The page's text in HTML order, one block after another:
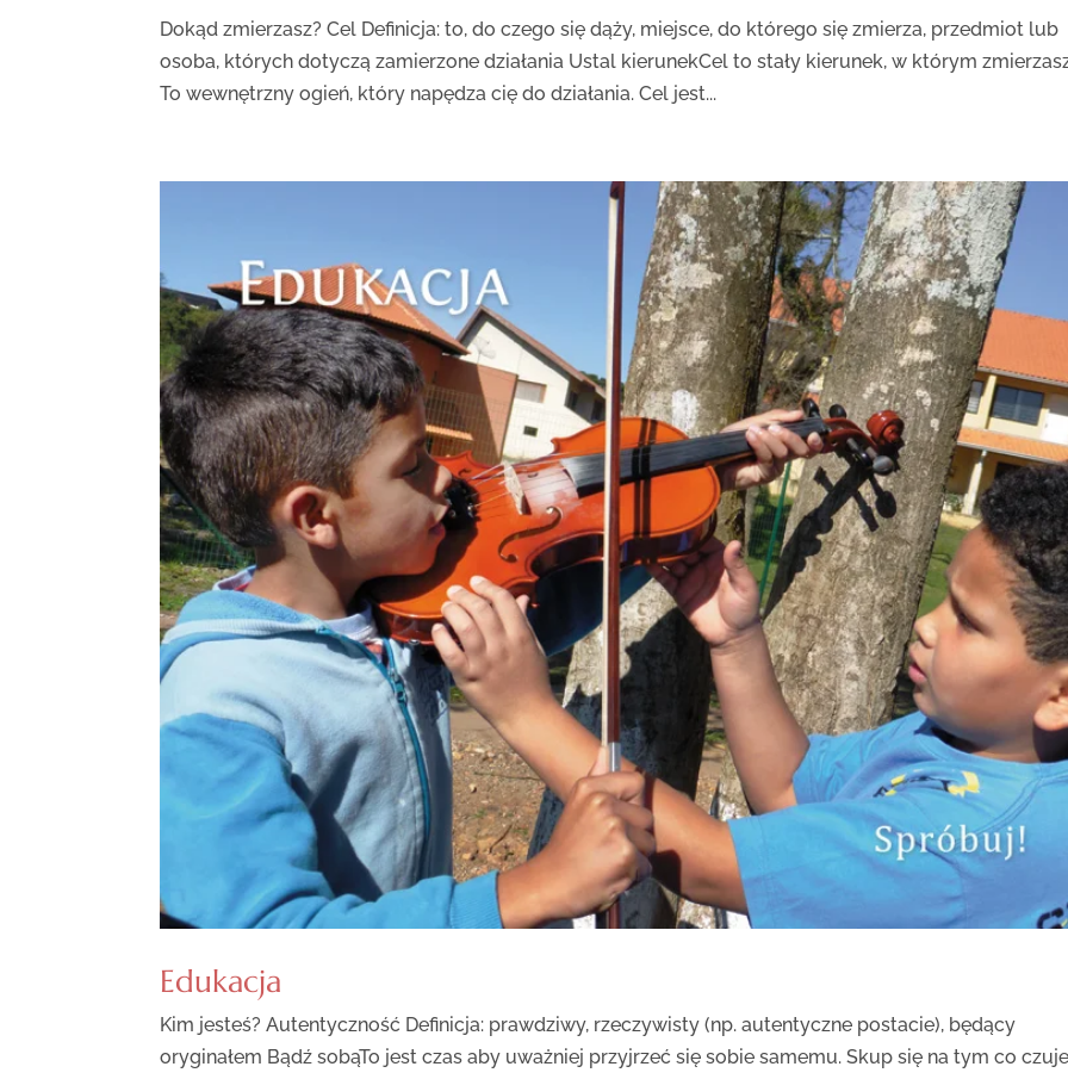
Dokąd zmierzasz? Cel Definicja: to, do czego się dąży, miejsce, do którego się zmierza, przedmiot lub
osoba, których dotyczą zamierzone działania Ustal kierunekCel to stały kierunek, w którym
To wewnętrzny ogień, który napędza cię do działania. Cel jest...
Edukacja
Kim jesteś? Autentyczność Definicja: prawdziwy, rzeczywisty (np. autentyczne postacie), będący
oryginałem Bądź sobąTo jest czas aby uważniej przyjrzeć się sobie samemu. Skup się na tym co